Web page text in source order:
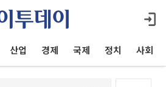
산업 경제 국제 정치 사회